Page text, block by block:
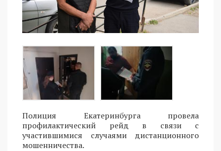
Полиция Екатеринбурга провела
профилактический рейд в связи с
участившимися случаями дистанционного
мошенничества.